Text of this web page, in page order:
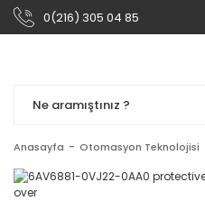
0(216) 305 04 85
Anasayfa Otomasyon Teknolojisi